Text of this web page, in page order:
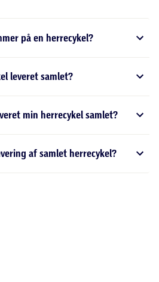
på en herrecykel?
leveret samlet?
min herrecykel samlet?
af samlet herrecykel?